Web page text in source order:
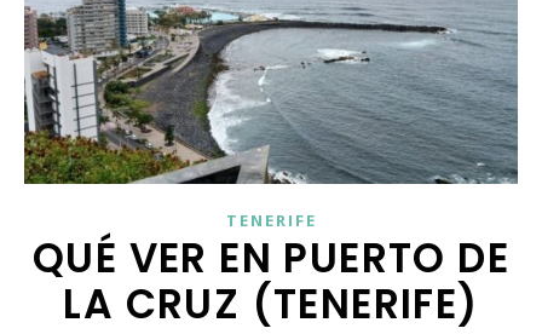
TENERIFE
QUÉ VER EN PUERTO DE
LA CRUZ (TENERIFE)